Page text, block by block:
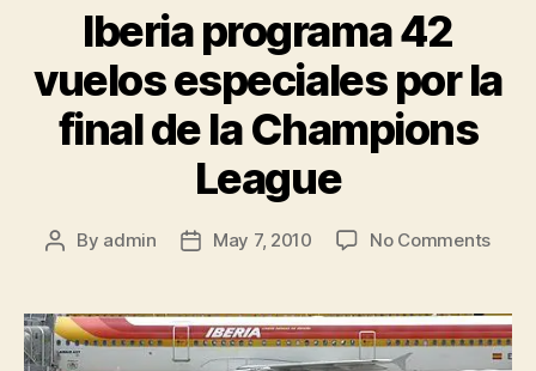
Iberia programa 42
vuelos especiales por la
final de la Champions
League
Post
By admin
PostMay 7, 2010 No Commentson
42